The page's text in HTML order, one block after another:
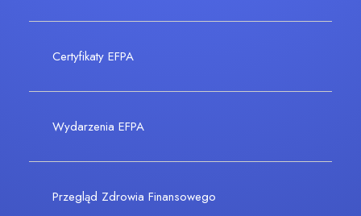
Certyfikaty EFPA
Wydarzenia EFPA
Przegląd Zdrowia Finansowego